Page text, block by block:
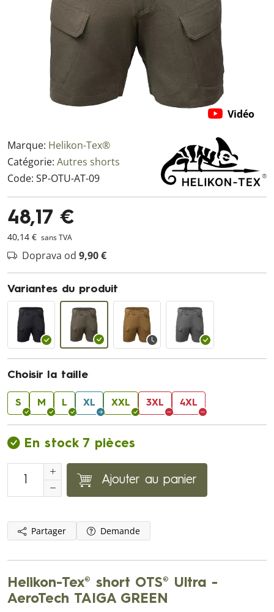
Vidéo
Marque: Helikon-Tex®
Catégorie: Autres shorts
Code: SP-OTU-AT-09
48,17 €
40,14 € sans TVA
Doprava od 9,90 €
Variantes du produit
Choisir la taille
S M L XL XXL 3XL 4XL
En stock 7 pièces
Ajouter au panier
Partager Demande
Helikon-Tex® short OTS® Ultra -
AeroTech TAIGA GREEN